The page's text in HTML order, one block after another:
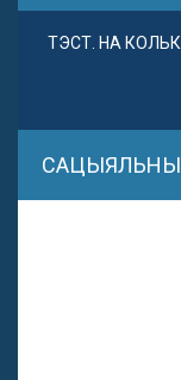
ТЭСТ. НА